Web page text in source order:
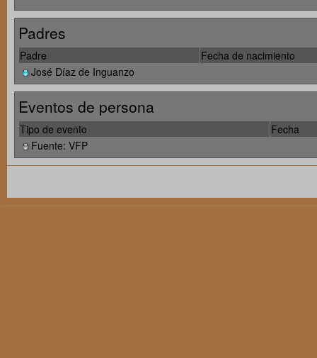
Padres
Padre
Fecha de nacimiento
José Díaz de Inguanzo
Eventos de persona
Tipo de evento
Fecha
Fuente: VFP